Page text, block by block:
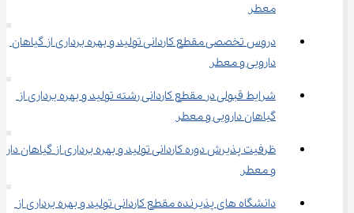
معطر
دروس تخصصی مقطع کاردانی تولید و بهره برداری از گیاهان
دارویی و معطر
شرایط قبولی در مقطع ﻛﺎردانی رشته ﺗﻮلید و ﺑﻬﺮه ﺑﺮداری از
گیاﻫﺎن دارویی و ﻣﻌﻄﺮ
ظرفیت پذیرش دوره ﻛﺎردانی ﺗﻮلید و ﺑﻬﺮه ﺑﺮداری از گیاﻫﺎن
و ﻣﻌﻄﺮ
دانشگاه های پذیرنده مقطع ﻛﺎردانی ﺗﻮلید و ﺑﻬﺮه ﺑﺮداری از